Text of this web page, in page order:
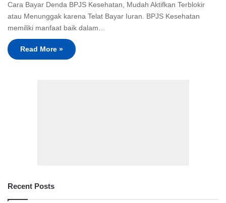
Cara Bayar Denda BPJS Kesehatan, Mudah Aktifkan Terblokir
atau Menunggak karena Telat Bayar Iuran. BPJS Kesehatan
memiliki manfaat baik dalam…
Read More »
Recent Posts